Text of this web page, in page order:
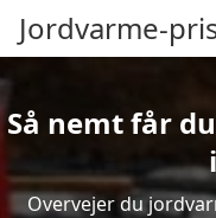
Jordvarme-
Så nemt får
Overvejer du